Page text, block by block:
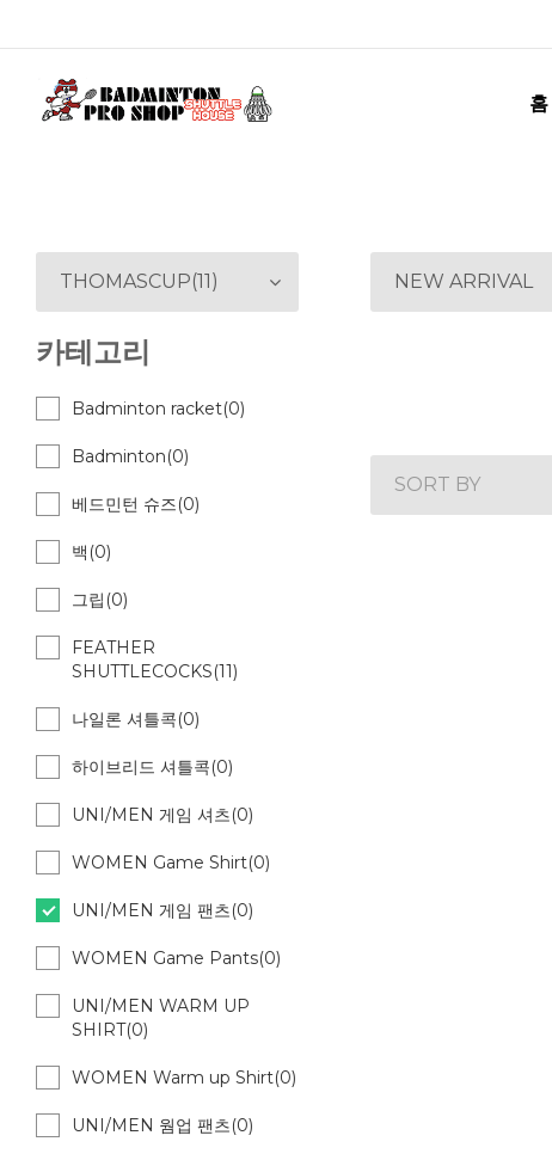
홈
NEW ARRIVAL
SORT BY
THOMASCUP(11)
카테고리
Badminton racket(0)
Badminton(0)
베드민턴 슈즈(0)
백(0)
그립(0)
FEATHER
SHUTTLECOCKS(11)
나일론 셔틀콕(0)
하이브리드 셔틀콕(0)
UNI/MEN 게임 셔츠(0)
WOMEN Game Shirt(0)
UNI/MEN 게임 팬츠(0)
WOMEN Game Pants(0)
UNI/MEN WARM UP
SHIRT(0)
WOMEN Warm up Shirt(0)
UNI/MEN 웜업 팬츠(0)